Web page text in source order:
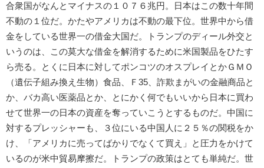
合衆国がなんとマイナスの１０７６兆円。日本はこの数十年間
不動の１位だ。かたやアメリカは不動の最下位。世界中から借
金をしている世界一の借金大国だ。トランプのディール外交と
いうのは、この莫大な借金を解消するために米国製品をひたす
ら売る。とくに日本に対してポンコツのオスプレイとかＧＭＯ
（遺伝子組み換え生物）食品、Ｆ35、詐欺まがいの金融商品と
か、バカ高い医薬品とか、とにかく何でもいいから日本に買わ
せて世界一の日本の資産を奪っていこうとするものだ。中国に
対するプレッシャーも、３位にいる中国人に２５％の関税をか
け、「アメリカに売ってばかりでなくて買え」と圧力をかけて
いるのが米中貿易摩擦だ。トランプの政策はとても単純だ。世